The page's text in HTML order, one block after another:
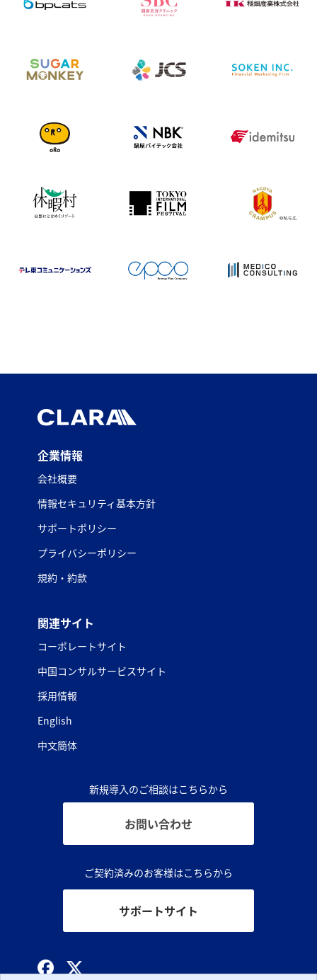
企業情報
会社概要
情報セキュリティ基本方針
サポートポリシー
プライバシーポリシー
規約・約款
関連サイト
コーポレートサイト
中国コンサルサービスサイト
採用情報
English
中文簡体
新規導入のご相談はこちらから
お問い合わせ
ご契約済みのお客様はこちらから
サポートサイト